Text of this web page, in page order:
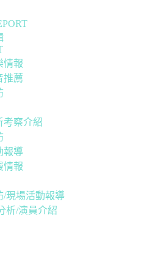
情報
推薦
考察介紹
報導
情報
/現場活動報導
析/演員介紹